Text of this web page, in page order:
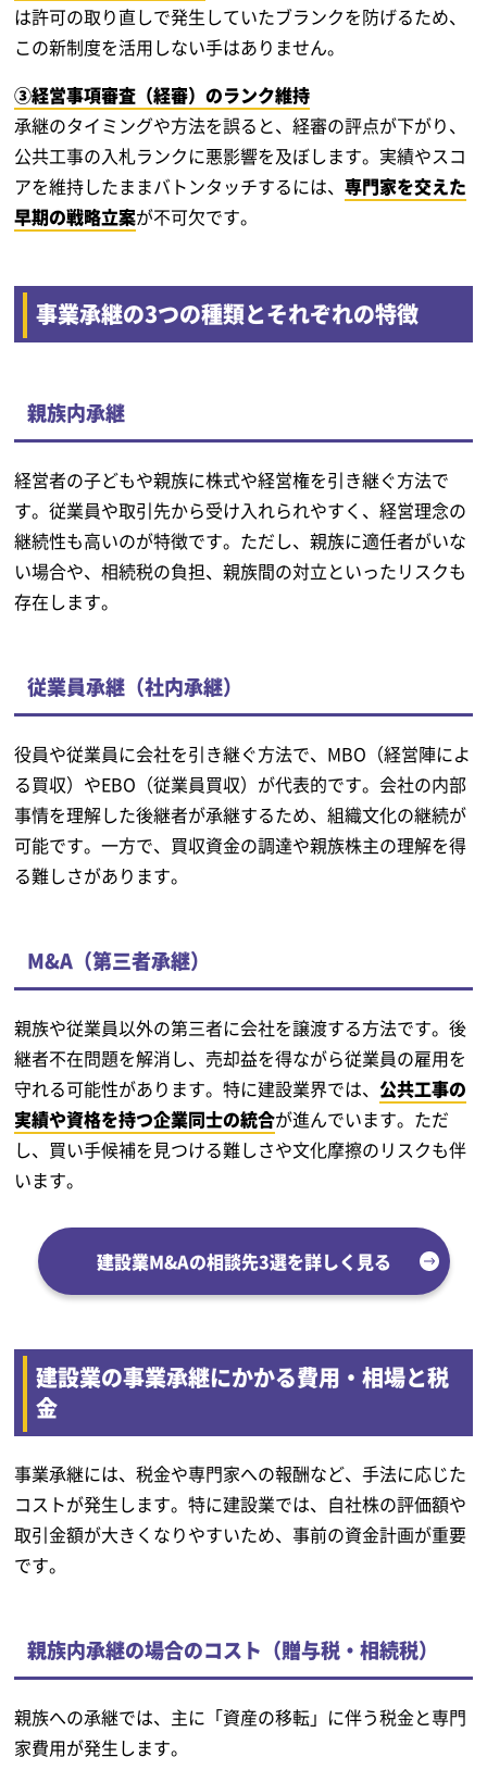
は許可の取り直しで発生していたブランクを防げるため、
この新制度を活用しない手はありません。
③経営事項審査（経審）のランク維持
承継のタイミングや方法を誤ると、経審の評点が下がり、
公共工事の入札ランクに悪影響を及ぼします。実績やスコ
アを維持したままバトンタッチするには、専門家を交えた
早期の戦略立案が不可欠です。
事業承継の3つの種類とそれぞれの特徴
親族内承継
経営者の子どもや親族に株式や経営権を引き継ぐ方法で
す。従業員や取引先から受け入れられやすく、経営理念の
継続性も高いのが特徴です。ただし、親族に適任者がいな
い場合や、相続税の負担、親族間の対立といったリスクも
存在します。
従業員承継（社内承継）
役員や従業員に会社を引き継ぐ方法で、MBO（経営陣によ
る買収）やEBO（従業員買収）が代表的です。会社の内部
事情を理解した後継者が承継するため、組織文化の継続が
可能です。一方で、買収資金の調達や親族株主の理解を得
る難しさがあります。
M&A（第三者承継）
親族や従業員以外の第三者に会社を譲渡する方法です。後
継者不在問題を解消し、売却益を得ながら従業員の雇用を
守れる可能性があります。特に建設業界では、 公共工事の
実績や資格を持つ企業同士の統合が進んでいます。ただ
し、買い手候補を見つける難しさや文化摩擦のリスクも伴
います。
建設業M&Aの相談先3選を詳しく見る
建設業の事業承継にかかる費用・相場と税
金
事業承継には、税金や専門家への報酬など、手法に応じた
コストが発生します。特に建設業では、自社株の評価額や
取引金額が大きくなりやすいため、事前の資金計画が重要
です。
親族内承継の場合のコスト（贈与税・相続税）
親族への承継では、主に「資産の移転」に伴う税金と専門
家費用が発生します。